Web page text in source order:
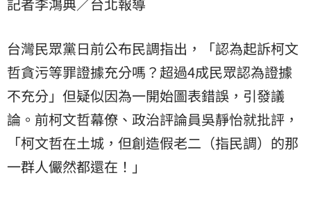
台灣民眾黨日前公布民調指出，「認為起訴柯文
哲貪污等罪證據充分嗎？超過4成民眾認為證據
不充分」但疑似因為一開始圖表錯誤，引發議
論。前柯文哲幕僚、政治評論員吳靜怡就批評，
「柯文哲在土城，但創造假老二（指民調）的那
一群人儼然都還在！」